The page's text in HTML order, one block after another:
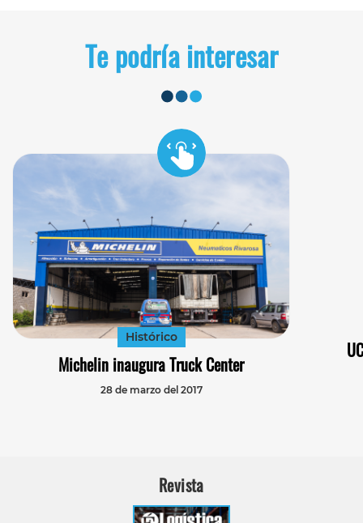
Te podría interesar
Histórico
Michelin inaugura Truck Center
28 de marzo del 2017
Revista